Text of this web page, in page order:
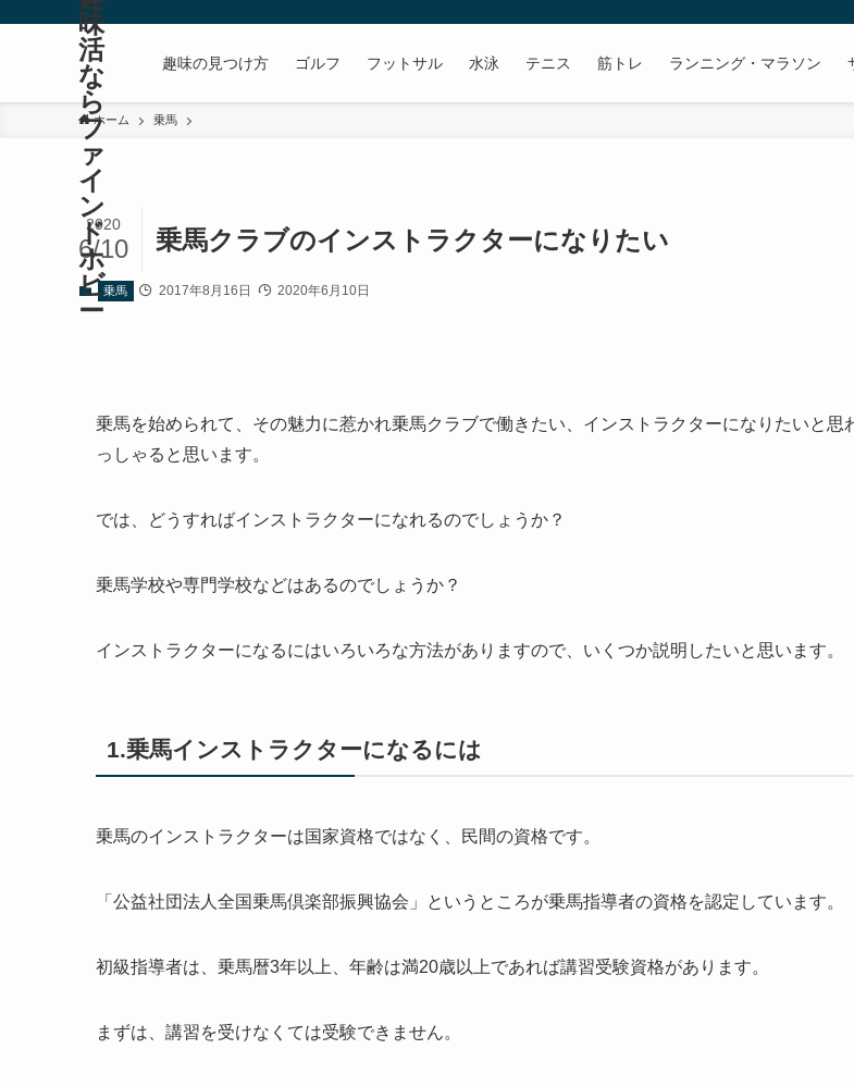
味
活
な
ら
フ
ァ
イ
ン
ド
ホ
ビ
ー
趣味の見つけ方 ゴルフ フットサル 水泳 テニス 筋トレ ランニング・マラソン
ホーム 乗馬
乗馬クラブのインストラクターになりたい
2020
6/10
乗馬 2017年8月16日 2020年6月10日
乗馬を始められて、その魅力に惹かれ乗馬クラブで働きたい、インストラクターになりたいと思
っしゃると思います。
では、どうすればインストラクターになれるのでしょうか？
乗馬学校や専門学校などはあるのでしょうか？
インストラクターになるにはいろいろな方法がありますので、いくつか説明したいと思います。
1.乗馬インストラクターになるには
乗馬のインストラクターは国家資格ではなく、民間の資格です。
「公益社団法人全国乗馬倶楽部振興協会」というところが乗馬指導者の資格を認定しています。
初級指導者は、乗馬暦3年以上、年齢は満20歳以上であれば講習受験資格があります。
まずは、講習を受けなくては受験できません。